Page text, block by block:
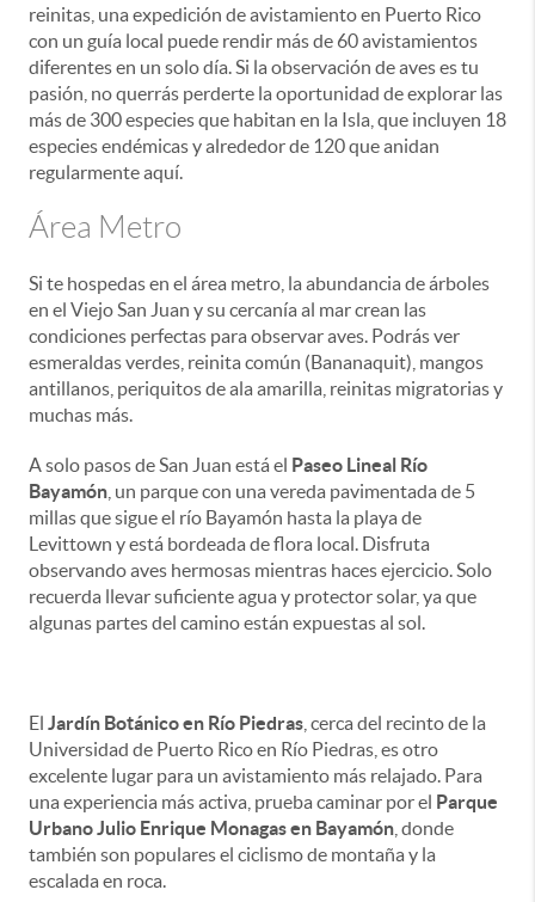
reinitas, una expedición de avistamiento en Puerto Rico
con un guía local puede rendir más de 60 avistamientos
diferentes en un solo día. Si la observación de aves es tu
pasión, no querrás perderte la oportunidad de explorar las
más de 300 especies que habitan en la Isla, que incluyen 18
especies endémicas y alrededor de 120 que anidan
regularmente aquí.
Área Metro
Si te hospedas en el área metro, la abundancia de árboles
en el Viejo San Juan y su cercanía al mar crean las
condiciones perfectas para observar aves. Podrás ver
esmeraldas verdes, reinita común (Bananaquit), mangos
antillanos, periquitos de ala amarilla, reinitas migratorias y
muchas más.
A solo pasos de San Juan está el Paseo Lineal Río
Bayamón , un parque con una vereda pavimentada de 5
millas que sigue el río Bayamón hasta la playa de
Levittown y está bordeada de flora local. Disfruta
observando aves hermosas mientras haces ejercicio. Solo
recuerda llevar suficiente agua y protector solar, ya que
algunas partes del camino están expuestas al sol.
El Jardín Botánico en Río Piedras , cerca del recinto de la
Universidad de Puerto Rico en Río Piedras, es otro
excelente lugar para un avistamiento más relajado. Para
una experiencia más activa, prueba caminar por el Parque
Urbano Julio Enrique Monagas en Bayamón , donde
también son populares el ciclismo de montaña y la
escalada en roca.